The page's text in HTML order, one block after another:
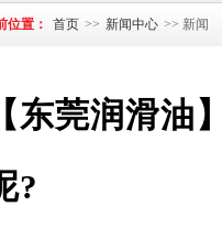
位置： 首页 >> 新闻中心 >> 新闻
【东莞润滑油
?